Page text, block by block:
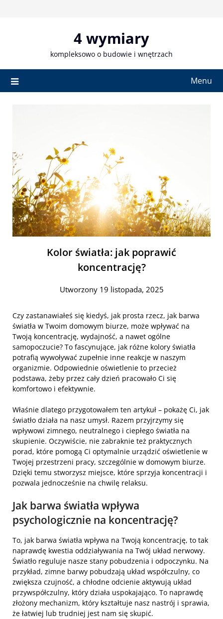
4 wymiary
kompleksowo o budowie i wnętrzach
Menu
Kolor światła: jak poprawić
koncentrację?
Utworzony 19 listopada, 2025
Czy zastanawiałeś się kiedyś, jak prosta rzecz, jak barwa
światła w Twoim domowym biurze, może wpływać na
Twoją koncentrację, wydajność, a nawet ogólne
samopoczucie? To fascynujące, jak różne kolory światła
potrafią wywoływać zupełnie inne reakcje w naszym
organizmie. Odpowiednie oświetlenie to przecież
podstawa, żeby przez cały dzień pracowało Ci się
komfortowo i efektywnie.
Właśnie dlatego przygotowałem ten artykuł – pokażę Ci, jak
światło działa na nasz umysł. Razem przyjrzymy się
wpływowi zimnego, neutralnego i ciepłego światła na
skupienie. Oczywiście, nie zabraknie też praktycznych
porad, które pomogą Ci optymalnie urządzić oświetlenie w
Twojej przestrzeni pracy, szczególnie w domowym biurze.
Dzięki temu stworzysz miejsce, które sprzyja koncentracji i
pozwala jednocześnie na chwilę relaksu.
Jak barwa światła wpływa
psychologicznie na koncentrację?
To, jak barwa światła wpływa na Twoją koncentrację, to tak
naprawdę kwestia oddziaływania na Twój układ nerwowy.
Światło reguluje nasze stany pobudzenia i odpoczynku. Na
przykład, zimne barwy pobudzają układ współczulny, co
zwiększa czujność, a chłodne odcienie aktywują układ
przywspółczulny, który działa uspokajająco. To naprawdę
złożony mechanizm, który kształtuje nasz nastrój i sprawia,
że łatwiej lub trudniej jest nam się skupić.